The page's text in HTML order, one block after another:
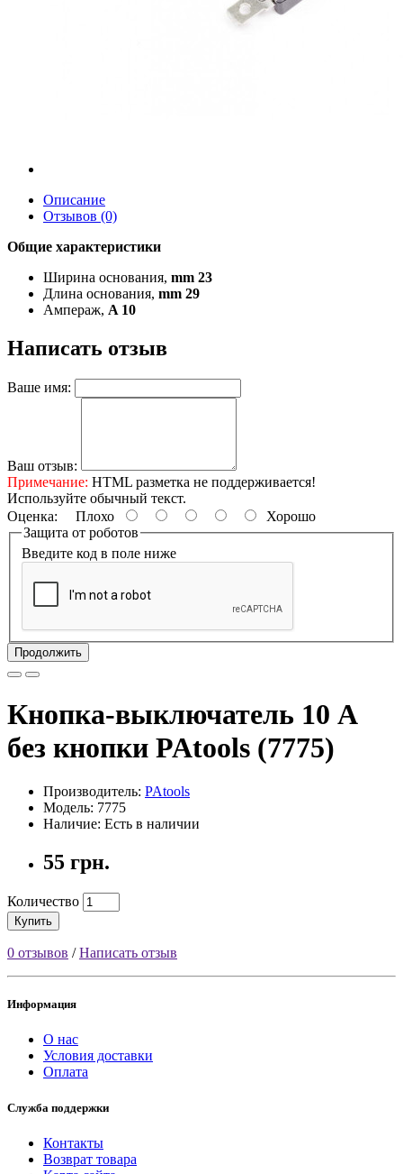
Описание
Отзывов (0)
Общие характеристики
Ширина основания, mm 23
Длина основания, mm 29
Ампераж, A 10
Написать отзыв
Ваше имя:
Ваш отзыв:
Примечание: HTML разметка не поддерживается!
Используйте обычный текст.
Оценка: Плохо
Хорошо
Защита от роботов
Введите код в поле ниже
Продолжить
Кнопка-выключатель 10 А
без кнопки PAtools (7775)
Производитель: PAtools
Модель: 7775
Наличие: Есть в наличии
55 грн.
Количество
Купить
0 отзывов /Написать отзыв
Информация
О нас
Условия доставки
Оплата
Служба поддержки
Контакты
Возврат товара